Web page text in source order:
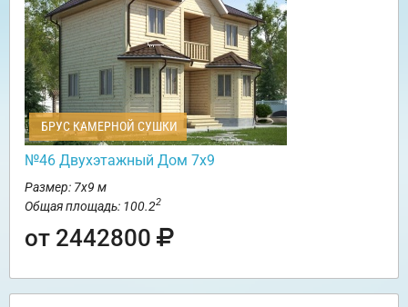
БРУС КАМЕРНОЙ СУШКИ
№46 Двухэтажный Дом 7х9
Размер: 7х9 м
Общая площадь: 100.22
от 2442800